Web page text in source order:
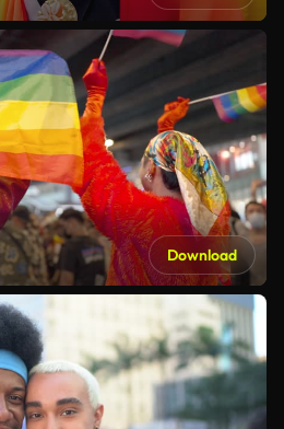
Download